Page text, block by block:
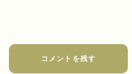
コメントを残す